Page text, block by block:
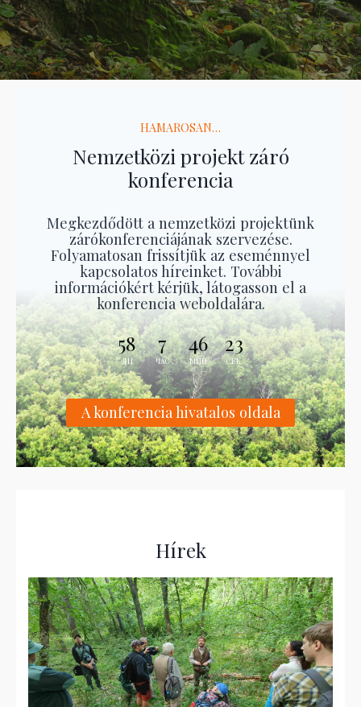
HAMAROSAN…
Nemzetközi projekt záró
konferencia
Megkezdődött a nemzetközi projektünk
zárókonferenciájának szervezése.
Folyamatosan frissítjük az eseménnyel
kapcsolatos híreinket. További
információkért kérjük, látogasson el a
konferencia weboldalára.
58
ДН
7
ЧАС
46
МИН
22
СЕК
A konferencia hivatalos oldala
Hírek